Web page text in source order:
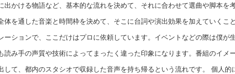
かける物語など、基本的な流れを決めて、それに合わせて選曲や脚本を
を通した音楽と時間枠を決めて、そこに台詞や演出効果を加えていくこと
ションで、ここだけはプロに依頼しています。イベントなどの際は僕が
み手の声質や技術によってまったく違った印象になります。番組のイメ
て、都内のスタシオで収録した音声を持ち帰るという流れです。 個人的